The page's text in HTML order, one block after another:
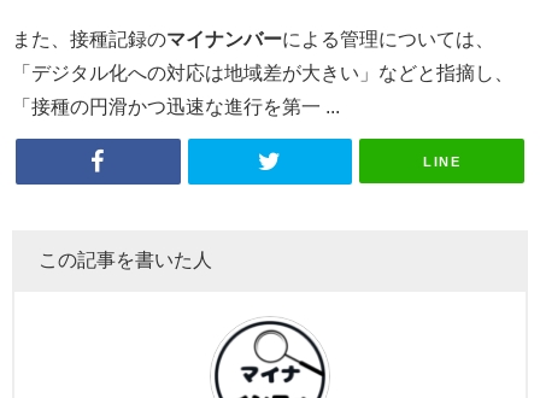
また、接種記録のマイナンバーによる管理については、
「デジタル化への対応は地域差が大きい」などと指摘し、
「接種の円滑かつ迅速な進行を第一 ...
LINE
この記事を書いた人